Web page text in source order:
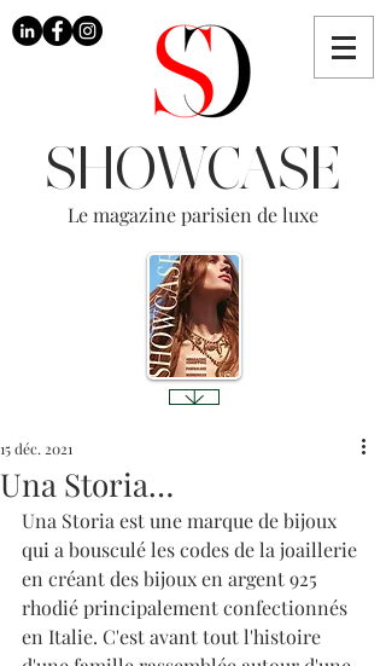
SHOWCASE
Le magazine parisien de luxe
Una Storia…
15 déc. 2021
Una Storia est une marque de bijoux
qui a bousculé les codes de la joaillerie
en créant des bijoux en argent 925
rhodié principalement confectionnés
en Italie. C'est avant tout l'histoire